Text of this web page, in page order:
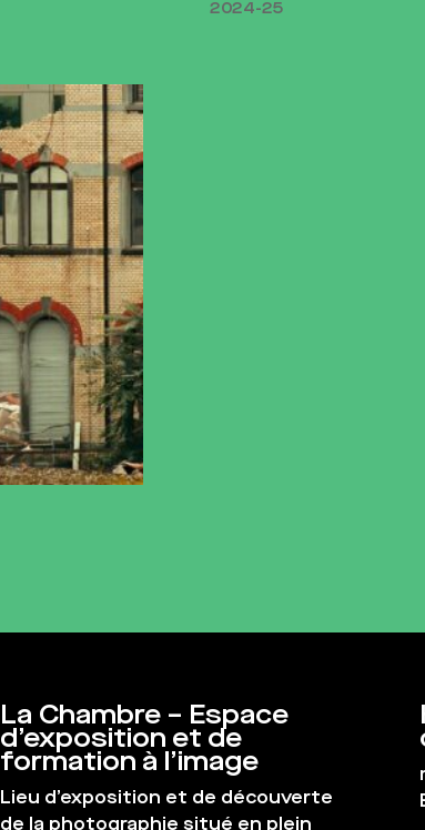
2024-25
La Chambre – Espace
d’exposition et de
formation à l’image
Lieu d’exposition et de découverte
de la photographie situé en plein